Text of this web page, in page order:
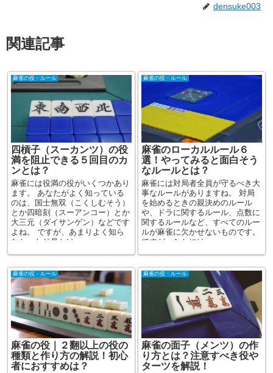
densuke003
関連記事
麻雀の役・ルール
四槓子（スーカンツ）の役
満を阻止できる５回目のカ
ンとは？
麻雀には役満の役がいくつかあり
ます。 あなたがよく知っている
のは、国士無双（こくしむそう）
とか四暗刻（スーアンコー）とか
大三元（ダイサンゲン）などです
よね。 ですが、あまりよく知ら
なかったり見かけ...
麻雀の役・ルール
麻雀のローカルルール６
選！やってみると面白そう
なルールとは？
麻雀には対局者全員が守るべき大
事なルールがありますね。 対局
を始めるときの親決めのルール
や、ドラに関するルール、点数に
関するルールなど、すべてのルー
ルが麻雀に欠かせないものです。
ですが、なかには...
麻雀の役・ルール
麻雀の役｜２翻以上の役の
種類と作り方の解説！初心
者におすすめは？
麻雀の役・ルール
麻雀の面子（メンツ）の作
り方とは？注意すべき役や
ターツを解説！